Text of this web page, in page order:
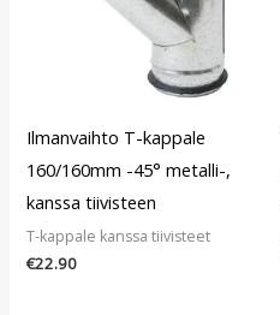
Ilmanvaihto T-kappale
160/160mm -45° metalli-,
kanssa tiivisteen
T-kappale kanssa tiivisteet
€22.90